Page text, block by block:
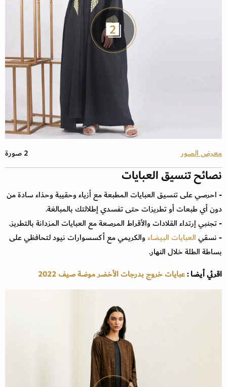
2
معرض الصور 2 صورة
نصائح تنسيق العبايات
- احرصي على تنسيق العبايات المطبعة مع أزياء وحقيبة وحذاء سادة من
دون أي طبعات أو تطريزات حتى تفسدي إطلالتك بالمبالغة.
- تجنبي إرتداء القلادات والأقراط المرصعة مع العبايات المزدانة بالتطريز.
- نسقيالعبايات البيضاءوالكريمي مع أكسسوارات نيود لتحافظي على
بساطة الطلة خلال النهار.
اقرئي أيضا :عبايات خروج بدرجات الأخضر موضة صيف 2022